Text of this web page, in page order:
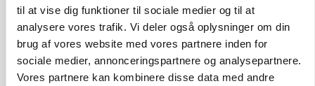
til at vise dig funktioner til sociale medier og til at
analysere vores trafik. Vi deler også oplysninger om din
brug af vores website med vores partnere inden for
sociale medier, annonceringspartnere og analysepartnere.
Vores partnere kan kombinere disse data med andre
BUSINESS
Lave grisepriser og nye regler øger landbobanks
forsigtighed